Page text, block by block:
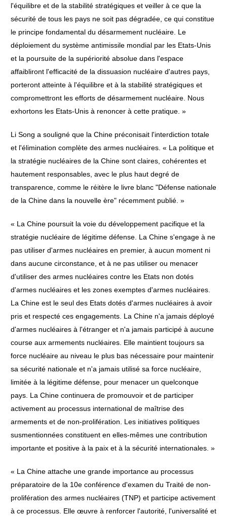
l'équilibre et de la stabilité stratégiques et veiller à ce que la
sécurité de tous les pays ne soit pas dégradée, ce qui constitue
le principe fondamental du désarmement nucléaire. Le
déploiement du système antimissile mondial par les Etats-Unis
et la poursuite de la supériorité absolue dans l'espace
affaibliront l'efficacité de la dissuasion nucléaire d'autres pays,
porteront atteinte à l'équilibre et à la stabilité stratégiques et
compromettront les efforts de désarmement nucléaire. Nous
exhortons les Etats-Unis à renoncer à cette pratique. »
Li Song a souligné que la Chine préconisait l'interdiction totale
et l'élimination complète des armes nucléaires. « La politique et
la stratégie nucléaires de la Chine sont claires, cohérentes et
hautement responsables, avec le plus haut degré de
transparence, comme le réitère le livre blanc "Défense nationale
de la Chine dans la nouvelle ère" récemment publié. »
« La Chine poursuit la voie du développement pacifique et la
stratégie nucléaire de légitime défense. La Chine s'engage à ne
pas utiliser d'armes nucléaires en premier, à aucun moment ni
dans aucune circonstance, et à ne pas utiliser ou menacer
d'utiliser des armes nucléaires contre les Etats non dotés
d'armes nucléaires et les zones exemptes d'armes nucléaires.
La Chine est le seul des Etats dotés d'armes nucléaires à avoir
pris et respecté ces engagements. La Chine n'a jamais déployé
d'armes nucléaires à l'étranger et n'a jamais participé à aucune
course aux armements nucléaires. Elle maintient toujours sa
force nucléaire au niveau le plus bas nécessaire pour maintenir
sa sécurité nationale et n'a jamais utilisé sa force nucléaire,
limitée à la légitime défense, pour menacer un quelconque
pays. La Chine continuera de promouvoir et de participer
activement au processus international de maîtrise des
armements et de non-prolifération. Les initiatives politiques
susmentionnées constituent en elles-mêmes une contribution
importante et positive à la paix et à la sécurité internationales. »
« La Chine attache une grande importance au processus
préparatoire de la 10e conférence d'examen du Traité de non-
prolifération des armes nucléaires (TNP) et participe activement
à ce processus. Elle œuvre à renforcer l'autorité, l'universalité et